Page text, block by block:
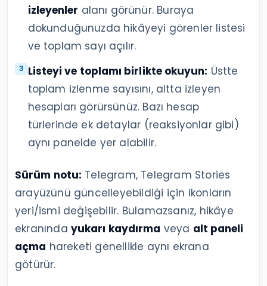
izleyenler alanı görünür. Buraya
dokunduğunuzda hikâyeyi görenler listesi
ve toplam sayı açılır.
Listeyi ve toplamı birlikte okuyun: Üstte
toplam izlenme sayısını, altta izleyen
hesapları görürsünüz. Bazı hesap
türlerinde ek detaylar (reaksiyonlar gibi)
aynı panelde yer alabilir.
Sürüm notu: Telegram, Telegram Stories
arayüzünü güncelleyebildiği için ikonların
yeri/ismi değişebilir. Bulamazsanız, hikâye
ekranındayukarı kaydırma veya alt paneli
açma hareketi genellikle aynı ekrana
götürür.